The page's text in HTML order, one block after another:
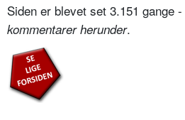
Siden er blevet set 3.151 gange -
kommentarer herunder.